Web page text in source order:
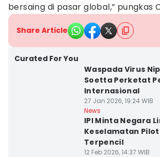
bersaing di pasar global,” pungkas
Share Article
Curated For You
Waspada Virus
Soetta Perketat
Internasional
27 Jan 2026, 19:24 WIB
News
IPI Minta Negara
Keselamatan
Terpencil
12 Feb 2026, 14:37 WIB